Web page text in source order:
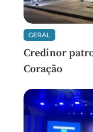
GERAL
Credinor
Coração